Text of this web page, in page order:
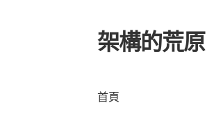
跳
至
覽
列
跳
至
要
內
架構的荒原
首頁